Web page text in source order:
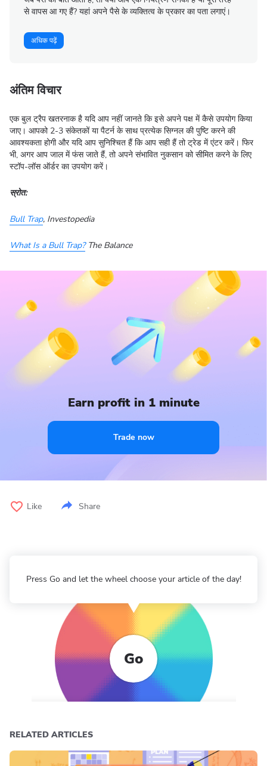
से वापस आ गए हैं? यहां अपने पैसे के व्यक्तित्व के प्रकार का पता लगाएं।
अधिक पढ़ें
अंतिम विचार
एक बुल ट्रैप खतरनाक है यदि आप नहीं जानते कि इसे अपने पक्ष में कैसे उपयोग किया
जाए। आपको 2-3 संकेतकों या पैटर्न के साथ प्रत्येक सिग्नल की पुष्टि करने की
आवश्यकता होगी और यदि आप सुनिश्चित हैं कि आप सही हैं तो ट्रेड में एंटर करें। फिर
भी, अगर आप जाल में फंस जाते हैं, तो अपने संभावित नुकसान को सीमित करने के लिए
स्टॉप-लॉस ऑर्डर का उपयोग करें।
स्रोत:
Bull Trap, Investopedia
What Is a Bull Trap?The Balance
Earn profit in 1 minute
Trade now
Like Share
Go
Press Go and let the wheel choose your article of the day!
RELATED ARTICLES